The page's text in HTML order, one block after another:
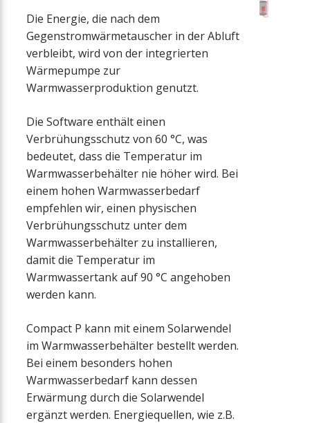
Die Energie, die nach dem
Gegenstromwärmetauscher in der Abluft
verbleibt, wird von der integrierten
Wärmepumpe zur
Warmwasserproduktion genutzt.
Die Software enthält einen
Verbrühungsschutz von 60 °C, was
bedeutet, dass die Temperatur im
Warmwasserbehälter nie höher wird. Bei
einem hohen Warmwasserbedarf
empfehlen wir, einen physischen
Verbrühungsschutz unter dem
Warmwasserbehälter zu installieren,
damit die Temperatur im
Warmwassertank auf 90 °C angehoben
werden kann.
Compact P kann mit einem Solarwendel
im Warmwasserbehälter bestellt werden.
Bei einem besonders hohen
Warmwasserbedarf kann dessen
Erwärmung durch die Solarwendel
ergänzt werden. Energiequellen, wie z.B.